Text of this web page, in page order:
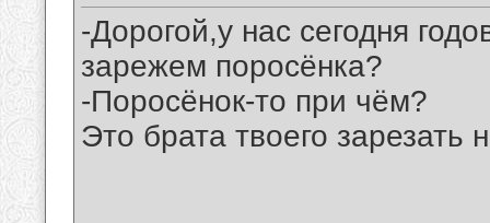
-Дорогой,у нас сегодня
зарежем поросёнка?
-Поросёнок-то при чём?
Это брата твоего зарезать